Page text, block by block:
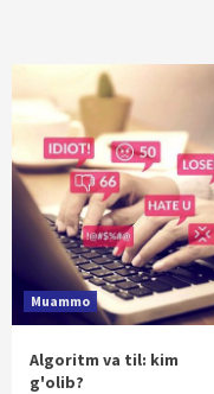
Muammo
Algoritm va til: kim
g'olib?